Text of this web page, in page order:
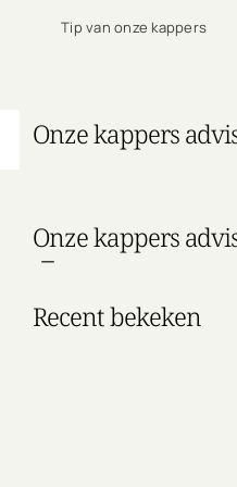
Tip van onze kappers
Onze kappers
Onze kappers
Recent bekeken